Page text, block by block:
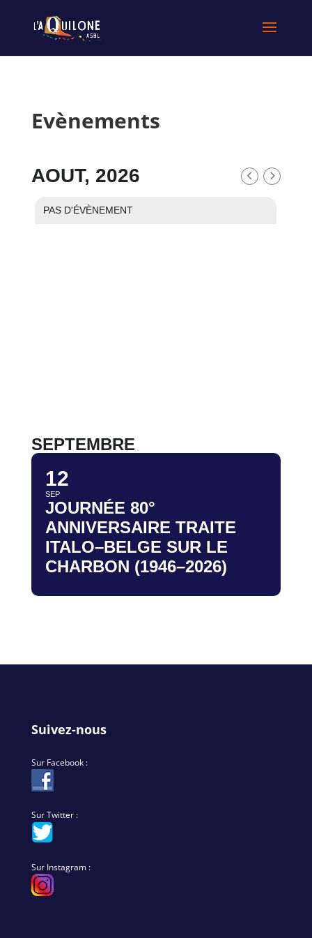
Evènements
AOUT, 2026
PAS D'ÉVÈNEMENT
SEPTEMBRE
12
SEP
JOURNÉE 80°
ANNIVERSAIRE TRAITE
ITALO–BELGE SUR LE
CHARBON (1946–2026)
Suivez-nous
Sur Facebook :
Sur Twitter :
Sur Instagram :